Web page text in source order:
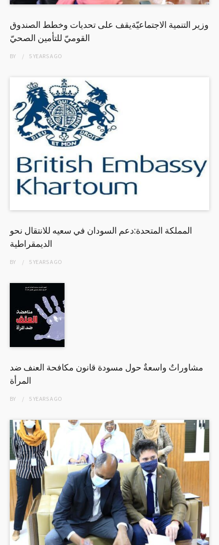
وزير التنمية الاجتماعيّةيقف على تحديات وخطط الصندوق
القوميّ للتأمين الصحيّ
BY 5 YEARSAGO
المملكة المتحدة:دعم السودان في سعيه للانتقال نحو
الديمقراطية
BY 5 YEARSAGO
مشاوراتٌ واسعةٌ حول مسودة قانون مكافحة العنف ضد
المرأة
BY 5 YEARSAGO